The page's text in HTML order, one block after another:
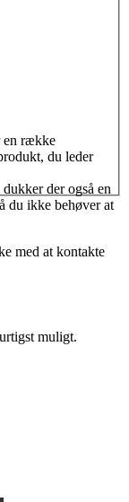
en række
du leder
der også en
du ikke behøver at
med at kontakte
muligt.